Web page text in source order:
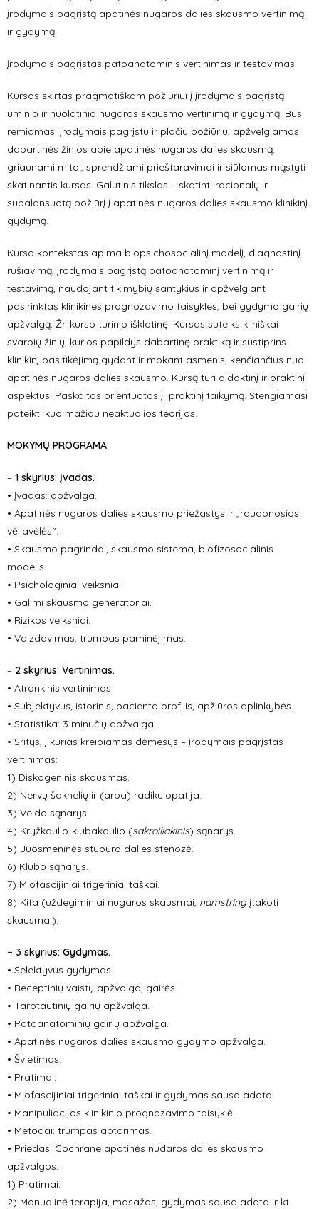
įrodymais pagrįstą apatinės nugaros dalies skausmo vertinimą
ir gydymą.
Įrodymais pagrįstas patoanatominis vertinimas ir testavimas.
Kursas skirtas pragmatiškam požiūriui į įrodymais pagrįstą
ūminio ir nuolatinio nugaros skausmo vertinimą ir gydymą. Bus
remiamasi įrodymais pagrįstu ir plačiu požiūriu, apžvelgiamos
dabartinės žinios apie apatinės nugaros dalies skausmą,
griaunami mitai, sprendžiami prieštaravimai ir siūlomas mąstyti
skatinantis kursas. Galutinis tikslas – skatinti racionalų ir
subalansuotą požiūrį į apatinės nugaros dalies skausmo klinikinį
gydymą.
Kurso kontekstas apima biopsichosocialinį modelį, diagnostinį
rūšiavimą, įrodymais pagrįstą patoanatominį vertinimą ir
testavimą, naudojant tikimybių santykius ir apžvelgiant
pasirinktas klinikines prognozavimo taisykles, bei gydymo gairių
apžvalgą. Žr. kurso turinio išklotinę. Kursas suteiks kliniškai
svarbių žinių, kurios papildys dabartinę praktiką ir sustiprins
klinikinį pasitikėjimą gydant ir mokant asmenis, kenčiančius nuo
apatinės nugaros dalies skausmo. Kursą turi didaktinį ir praktinį
aspektus. Paskaitos orientuotos į praktinį taikymą. Stengiamasi
pateikti kuo mažiau neaktualios teorijos.
MOKYMŲ PROGRAMA:
– 1 skyrius: Įvadas.
• Įvadas: apžvalga.
• Apatinės nugaros dalies skausmo priežastys ir „raudonosios
vėliavėlės“.
• Skausmo pagrindai, skausmo sistema, biofizosocialinis
modelis.
• Psichologiniai veiksniai.
• Galimi skausmo generatoriai.
• Rizikos veiksniai.
• Vaizdavimas, trumpas paminėjimas.
– 2 skyrius: Vertinimas.
• Atrankinis vertinimas
• Subjektyvus, istorinis, paciento profilis, apžiūros aplinkybės.
• Statistika: 3 minučių apžvalga.
• Sritys, į kurias kreipiamas dėmesys – įrodymais pagrįstas
vertinimas:
1) Diskogeninis skausmas.
2) Nervų šaknelių ir (arba) radikulopatija.
3) Veido sąnarys.
4) Kryžkaulio-klubakaulio (sakroiliakinis) sąnarys.
5) Juosmeninės stuburo dalies stenozė.
6) Klubo sąnarys.
7) Miofascijiniai trigeriniai taškai.
8) Kita (uždegiminiai nugaros skausmai, hamstring įtakoti
skausmai).
– 3 skyrius: Gydymas.
• Selektyvus gydymas.
• Receptinių vaistų apžvalga, gairės.
• Tarptautinių gairių apžvalga.
• Patoanatominių gairių apžvalga.
• Apatinės nugaros dalies skausmo gydymo apžvalga.
• Švietimas.
• Pratimai.
• Miofascijiniai trigeriniai taškai ir gydymas sausa adata.
• Manipuliacijos klinikinio prognozavimo taisyklė.
• Metodai: trumpas aptarimas.
• Priedas: Cochrane apatinės nudaros dalies skausmo
apžvalgos:
1) Pratimai.
2) Manualinė terapija, masažas, gydymas sausa adata ir kt.